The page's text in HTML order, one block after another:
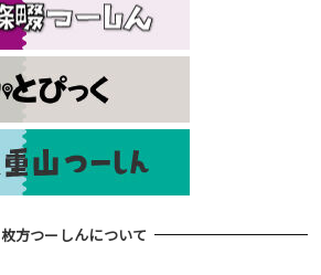
枚方つーしんについて